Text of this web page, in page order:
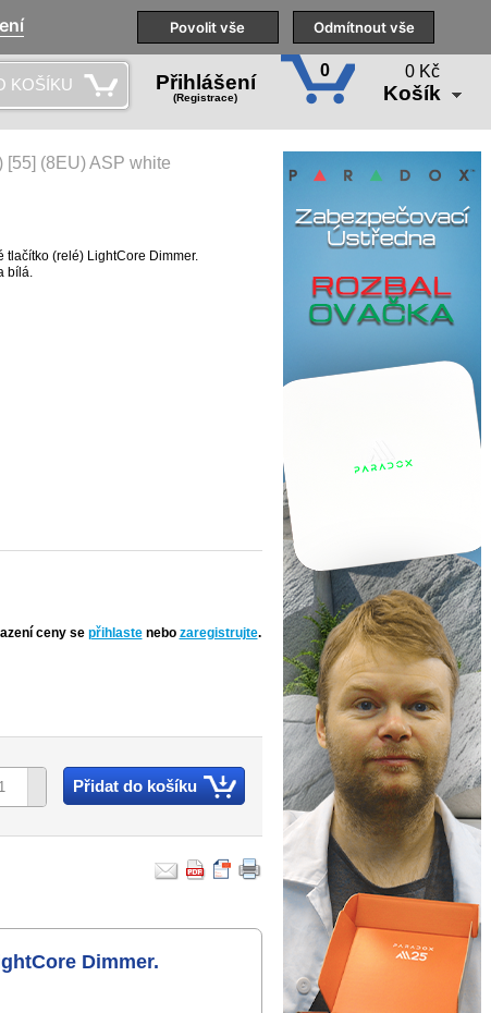
pobočky Technická podpora Školení
KOŠÍKU Přihlášení
(Registrace)
0 0 Kč
Košík
[55] (8EU) ASP white
tlačítko (relé) LightCore Dimmer.
bílá.
ceny se přihlaste nebo zaregistrujte.
Přidat do košíku
Dimmer.
Povolit vše Odmítnout vše